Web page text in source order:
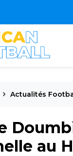
Actualités
au